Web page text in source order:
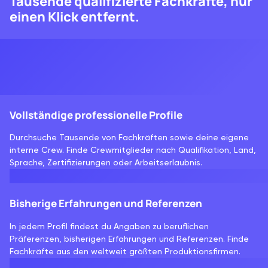
einen Klick entfernt.
Vollständige professionelle Profile
Durchsuche Tausende von Fachkräften sowie deine eigene
interne Crew. Finde Crewmitglieder nach Qualifikation, Land,
Sprache, Zertifizierungen oder Arbeitserlaubnis.
Bisherige Erfahrungen und Referenzen
In jedem Profil findest du Angaben zu beruflichen
Präferenzen, bisherigen Erfahrungen und Referenzen. Finde
Fachkräfte aus den weltweit größten Produktionsfirmen.